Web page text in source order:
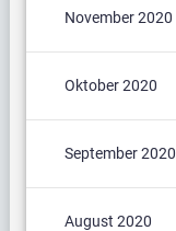
November 2020
Oktober 2020
September 2020
August 2020